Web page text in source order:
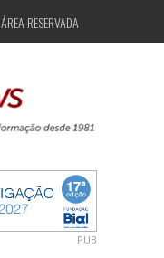
ÁREA RESERVADA
PUB